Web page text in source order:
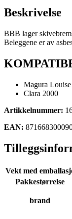
og
Clara
klosser
antall
Beskrivelse
BBB lager
Beleggene er av
Magura
Clara 2000
Artikkelnummer:
EAN:
Vekt med
Pakkestørrelse
brand